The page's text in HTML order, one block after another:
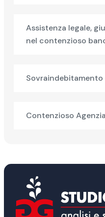
Assistenza legale,
nel contenzioso
Sovraindebitamento
Contenzioso